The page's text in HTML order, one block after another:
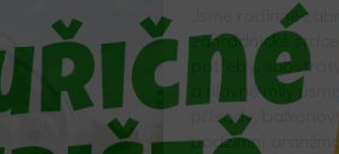
Jsme rodinné
zahradnické
potřeby,
a hlavně milý
přísady,
podzimní